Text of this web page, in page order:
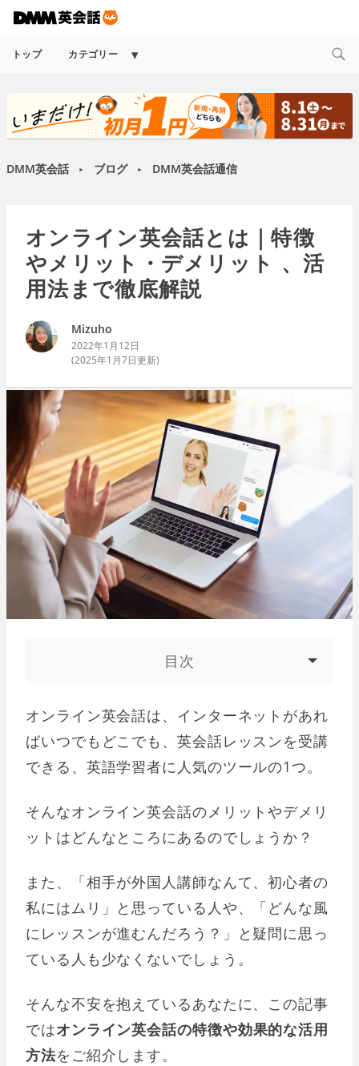
トップ カテゴリー
Expand
menu
DMM英会話 ► ブログ ► DMM英会話通信
オンライン英会話とは｜特徴
やメリット・デメリット 、活
用法まで徹底解説
Mizuho
2022年1月12日
(2025年1月7日更新)
目次
オンライン英会話は、インターネットがあれ
ばいつでもどこでも、英会話レッスンを受講
できる、英語学習者に人気のツールの1つ。
そんなオンライン英会話のメリットやデメリ
ットはどんなところにあるのでしょうか？
また、「相手が外国人講師なんて、初心者の
私にはムリ」と思っている人や、「どんな風
にレッスンが進むんだろう？」と疑問に思っ
ている人も少なくないでしょう。
そんな不安を抱えているあなたに、この記事
ではオンライン英会話の特徴や効果的な活用
方法をご紹介します。